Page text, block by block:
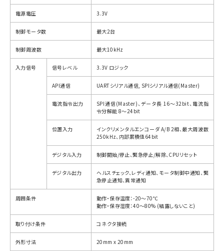
電源電圧 3.3V
制御モータ数 最大2台
制御周波数 最大10kHz
入力信号 信号レベル 3.3V ロジック
API通信 UARTシリアル通信, SPIシリアル通信(Master)
電流指令出力
SPI通信(Master)、データ長 16〜32bit、電流指
令分解能 8〜24bit
位置入力
インクリメンタルエンコーダ A/B 2相、最大周波数
250kHz、内部累積値64bit
デジタル入力 制御開始/停止、緊急停止/解除、CPUリセット
デジタル出力
ヘルスチェック、レディ通知、モータ制御中通知、緊
急停止通知、異常通知
周囲条件
動作・保存温度：-20～70℃
動作・保存湿度：40～80% (結露しないこと)
取り付け条件 コネクタ接続
外形寸法 20mm x 20mm